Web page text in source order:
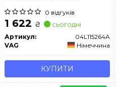
0 відгуків
1 622 ₴ сьогодні
Артикул:
04L115264A
VAG
Німеччина
КУПИТИ